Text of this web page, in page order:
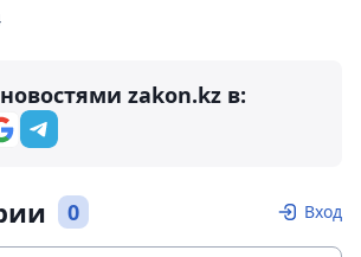
zakon.kz в:
0 Вход